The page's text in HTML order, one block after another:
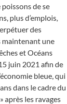
de se
plus d’emplois,
des
maintenant une
et Océans
juin 2021 afin de
bleue, qui
dans le cadre du
après les ravages